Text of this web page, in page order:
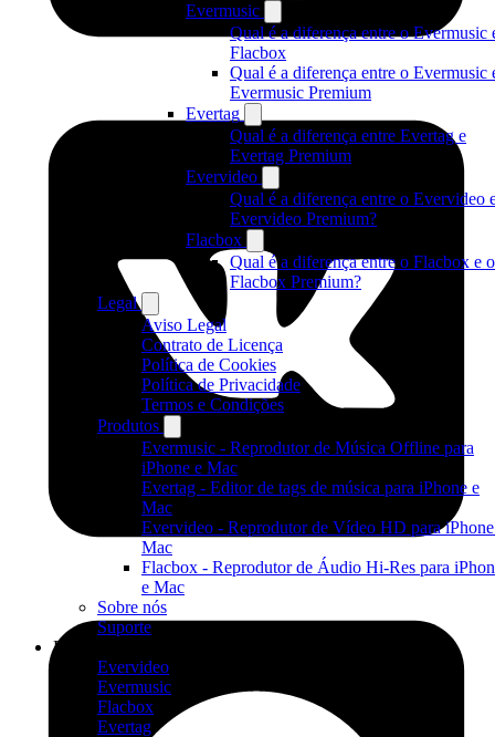
Evermusic
Qual é a diferença entre o Evermusic
Flacbox
Qual é a diferença entre o Evermusic
Evermusic Premium
Evertag
Qual é a diferença entre Evertag e
Evertag Premium
Evervideo
Qual é a diferença entre o Evervideo
Evervideo Premium?
Flacbox
Qual é a diferença entre o Flacbox e o
Flacbox Premium?
Legal
Aviso Legal
Contrato de Licença
Política de Cookies
Política de Privacidade
Termos e Condições
Produtos
Evermusic - Reprodutor de Música Offline para
iPhone e Mac
Evertag - Editor de tags de música para iPhone e
Mac
Evervideo - Reprodutor de Vídeo HD para
Mac
Flacbox - Reprodutor de Áudio Hi-Res para
e Mac
Sobre nós
Suporte
Produtos
Evervideo
Evermusic
Flacbox
Evertag